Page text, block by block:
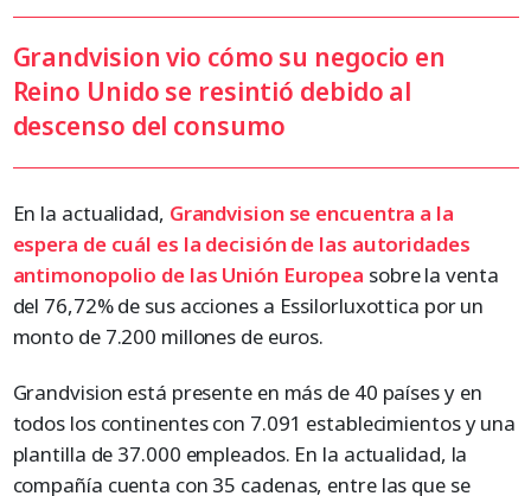
Grandvision vio cómo su negocio en
Reino Unido se resintió debido al
descenso del consumo
En la actualidad, Grandvision se encuentra a la
espera de cuál es la decisión de las autoridades
antimonopolio de las Unión Europea sobre la venta
del 76,72% de sus acciones a Essilorluxottica por un
monto de 7.200 millones de euros.
Grandvision está presente en más de 40 países y en
todos los continentes con 7.091 establecimientos y una
plantilla de 37.000 empleados. En la actualidad, la
compañía cuenta con 35 cadenas, entre las que se